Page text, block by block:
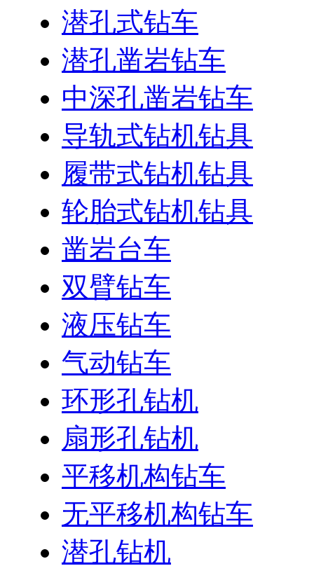
潜孔式钻车
潜孔凿岩钻车
中深孔凿岩钻车
导轨式钻机钻具
履带式钻机钻具
轮胎式钻机钻具
凿岩台车
双臂钻车
液压钻车
气动钻车
环形孔钻机
扇形孔钻机
平移机构钻车
无平移机构钻车
潜孔钻机